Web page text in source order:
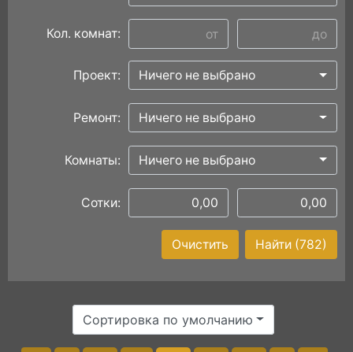
Кол. комнат:
Проект: Ничего не выбрано
Ремонт: Ничего не выбрано
Комнаты: Ничего не выбрано
Сотки:
Найти (782)
Очистить
Сортировка по умолчанию